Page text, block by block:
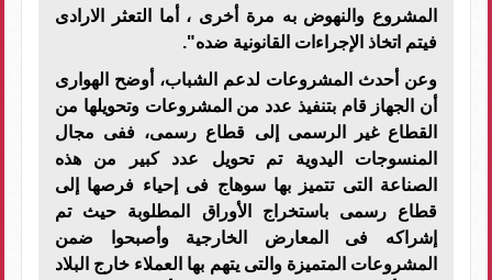
المشروع والنهوض به مرة أخرى ، أما التعثر الارادى
فيتم اتخاذ الإجراءات القانونية ضده".
وعن أحدث المشروعات لدعم الشباب، أوضح الهوارى
أن الجهاز قام بتنفيذ عدد من المشروعات وتحويلها من
القطاع غير الرسمى إلى قطاع رسمى، ففى مجال
المنسوجات اليدوية تم تحويل عدد كبير من هذه
الصناعة التى تتميز بها سوهاج فى إحياء فرصها إلى
قطاع رسمى باستخراج الأوراق المطلوبة حيث تم
إشراكه فى المعارض الخارجية وأصبحوا ضمن
المشروعات المتميزة والتى يتهم بها العملاء خارج البلاد